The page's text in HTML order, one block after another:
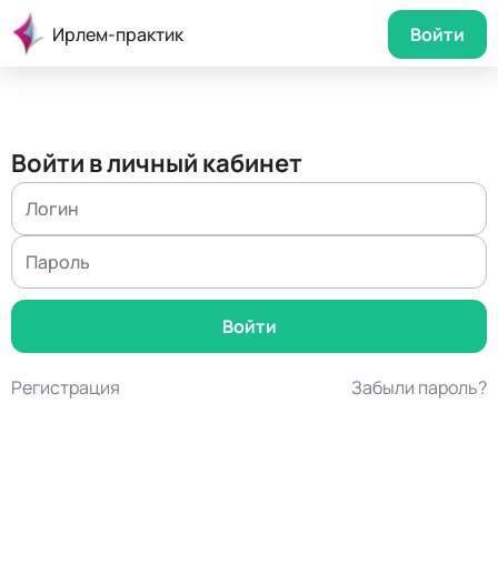
Ирлем-практик Войти
Войти в личный кабинет
Регистрация Забыли пароль?